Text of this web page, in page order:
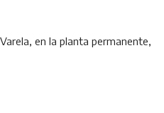
en la planta permanente,